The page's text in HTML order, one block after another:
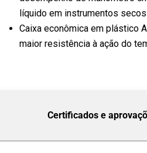
líquido em instrumentos secos
Caixa econômica em plástico
maior resistência à ação do
Certificados e